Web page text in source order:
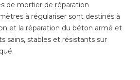
de mortier de réparation
à régulariser sont destinés à
et la réparation du béton armé et
sains, stables et résistants sur